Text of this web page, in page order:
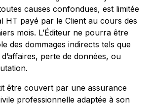
causes confondues, est limitée
HT payé par le Client au cours des
mois. L’Éditeur ne pourra être
des dommages indirects tels que
perte de données, ou
être couvert par une assurance
professionnelle adaptée à son